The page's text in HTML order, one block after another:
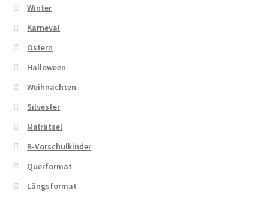
Winter
Karneval
Ostern
Halloween
Weihnachten
Silvester
Malrätsel
B-Vorschulkinder
Querformat
Längsformat